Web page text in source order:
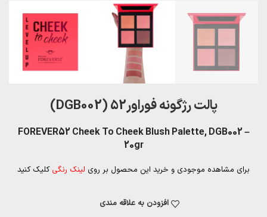
پالت رژگونه فوراور52 (DGB002)
FOREVER52 Cheek To Cheek Blush Palette, DGB002 –
20gr
برای مشاهده موجودی و خرید این محصول بر روی لینک رنگی کلیک کنید
افزودن به علاقه مندی